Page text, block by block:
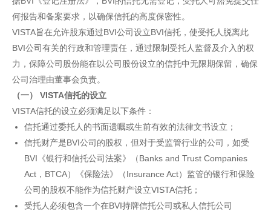
何报告和备案要求，以确保信托的高度保密性。
VISTA旨在允许股东通过BVI公司设立BVI信托，使受托人脱离此
BVI公司有关的行政和管理责任，通过限制受托人监督及介入的权
力，保障公司股份能在以公司股份设立的信托中无限期保留，确保
公司治理由董事会负责。
（一） VISTA信托的设立
VISTA信托的设立必须满足以下条件：
信托通过委托人的书面遗嘱或生前有效的法律文书设立；
信托财产是BVI公司的股权，但对于受监管行业的公司，如受
BVI《银行和信托公司法案》（Banks and Trust Companies
Act，BTCA）《保险法》（Insurance Act）监管的银行和保险
公司的股权不能作为信托财产设立VISTA信托；
受托人必须包含一个在BVI持牌信托公司或私人信托公司